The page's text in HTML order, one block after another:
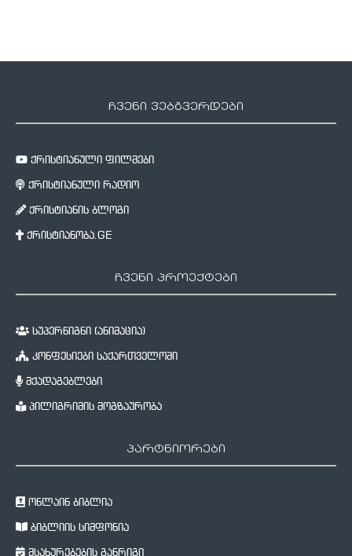
ჩვენი ვებგვერდები
ქრისტიანული ფილმები
ქრისტიანული რადიო
ქრისტიანის ბლოგი
ქრისტიანობა.GE
ჩვენი პროექტები
სუპერწიგნი (ანიმაცია)
კონფესიები საქართველოში
მქადაგებლები
პილიგრიმის მოგზაურობა
პარტნიორები
ონლაინ ბიბლია
ბიბლიის სიმფონია
მსახურებების განრიგი